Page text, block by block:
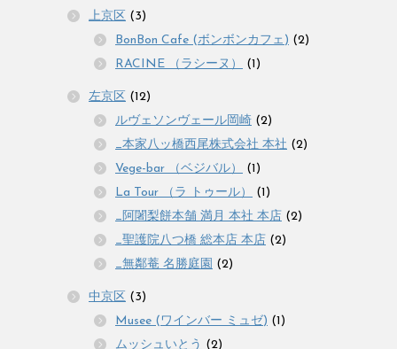
上京区 (3)
BonBon Cafe (ボンボンカフェ) (2)
RACINE （ラシーヌ）
(1)
左京区 (12)
ルヴェソンヴェール岡崎 (2)
_本家八ッ橋西尾株式会社 本社 (2)
Vege-bar （ベジバル）
(1)
La Tour （ラ トゥール）
(1)
_阿闍梨餅本舗 満月 本社 本店 (2)
_聖護院八つ橋 総本店 本店 (2)
_無鄰菴 名勝庭園 (2)
中京区 (3)
Musee (ワインバー ミュゼ) (1)
ムッシュいとう (2)